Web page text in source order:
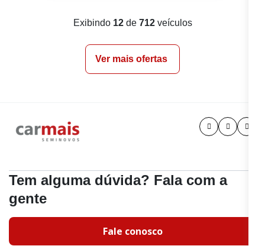
Exibindo 12de 712veículos
Ver mais ofertas
Tem alguma dúvida? Fala com a
gente
Fale conosco